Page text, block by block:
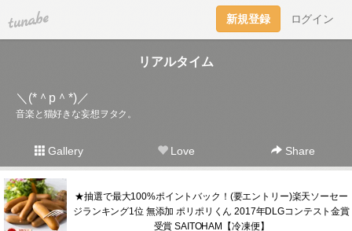
tuna.be 新規登録 ログイン
リアルタイム
＼(*＾p＾*)／
音楽と猫好きな妄想ヲタク。
Gallery Love Share
★抽選で最大100%ポイントバック！(要エントリー)楽天ソーセー
ジランキング1位 無添加 ポリポリくん 2017年DLGコンテスト金賞
受賞 SAITOHAM【冷凍便】